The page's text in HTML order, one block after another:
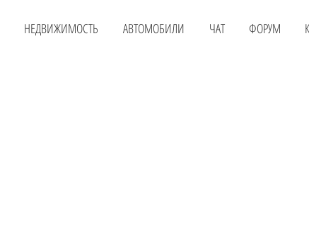
НЕДВИЖИМОСТЬ АВТОМОБИЛИ ЧАТ ФОРУМ